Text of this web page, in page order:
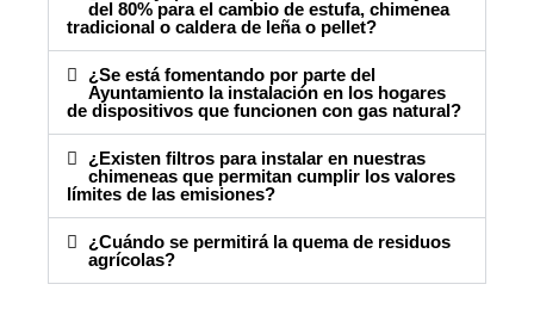
del 80% para el cambio de estufa, chimenea
tradicional o caldera de leña o pellet?
¿Se está fomentando por parte del
Ayuntamiento la instalación en los hogares
de dispositivos que funcionen con gas natural?
¿Existen filtros para instalar en nuestras
chimeneas que permitan cumplir los valores
límites de las emisiones?
¿Cuándo se permitirá la quema de residuos
agrícolas?